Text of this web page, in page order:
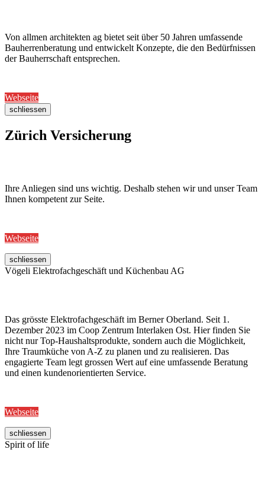
Von allmen architekten ag bietet seit über 50 Jahren umfassende
Bauherrenberatung und entwickelt Konzepte, die den Bedürfnissen
der Bauherrschaft entsprechen.
Webseite
schliessen
Zürich Versicherung
Ihre Anliegen sind uns wichtig. Deshalb stehen wir und unser Team
Ihnen kompetent zur Seite.
Webseite
schliessen
Vögeli Elektrofachgeschäft und Küchenbau AG
Das grösste Elektrofachgeschäft im Berner Oberland. Seit 1.
Dezember 2023 im Coop Zentrum Interlaken Ost. Hier finden Sie
nicht nur Top-Haushaltsprodukte, sondern auch die Möglichkeit,
Ihre Traumküche von A-Z zu planen und zu realisieren. Das
engagierte Team legt grossen Wert auf eine umfassende Beratung
und einen kundenorientierten Service.
Webseite
schliessen
Spirit of life